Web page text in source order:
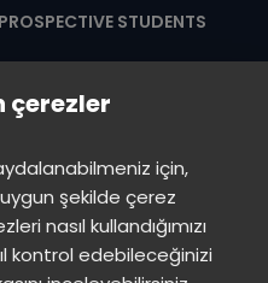
çerezler
için,
uygun şekilde çerez
nasıl kullandığımızı
kontrol edebileceğinizi
PROSPECTIVE STUDENTS
Graduate Programs
Continuous Education